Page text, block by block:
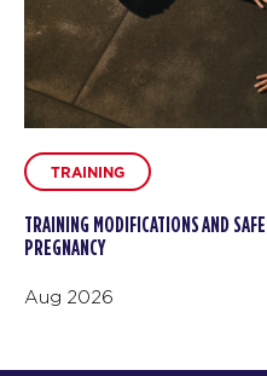
TRAINING
TRAINING MODIFICATIONS AND
PREGNANCY
Aug 2026